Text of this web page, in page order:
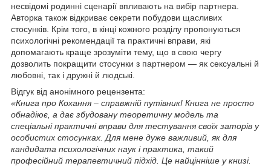
несвідомі родинні сценарії впливають на вибір партнера.
Авторка також відкриває секрети побудови щасливих
стосунків. Крім того, в кінці кожного розділу пропонуються
психологічні рекомендації та практичні вправи, які
допомагають краще зрозуміти тему, що в свою чергу
дозволить покращити стосунки з партнером — як сексуальні й
любовні, так і дружні й людські.
Відгук від анонімного рецензента:
«Книга про Кохання – справжній путівник! Книга не просто
обнадіює, а дає збудовану теоретичну модель та
спеціальні практичні вправи для тестування своїх заторів у
особистих стосунках. Для мене дуже важливий, як для
кандидата психологічних наук і практика, такий
професійний терапевтичний підхід. Це найцінніше у книзі.